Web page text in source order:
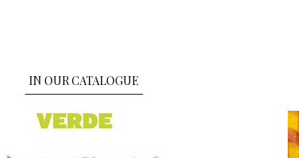
IN OUR CATALOGUE